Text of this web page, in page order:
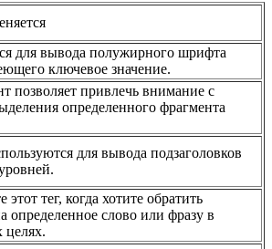
для вывода полужирного шрифта
ключевое значение.
позволяет привлечь внимание с
определенного фрагмента
для вывода подзаголовков
этот тег, когда хотите обратить
определенное слово или фразу в
целях.